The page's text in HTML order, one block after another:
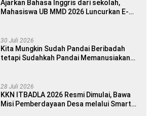
Ajarkan Bahasa Inggris dari sekolah,
Mahasiswa UB MMD 2026 Luncurkan E-
30 Juli 2026
Kita Mungkin Sudah Pandai Beribadah
tetapi Sudahkah Pandai Memanusiakan
28 Juli 2026
KKN ITBADLA 2026 Resmi Dimulai, Bawa
Misi Pemberdayaan Desa melalui Smart